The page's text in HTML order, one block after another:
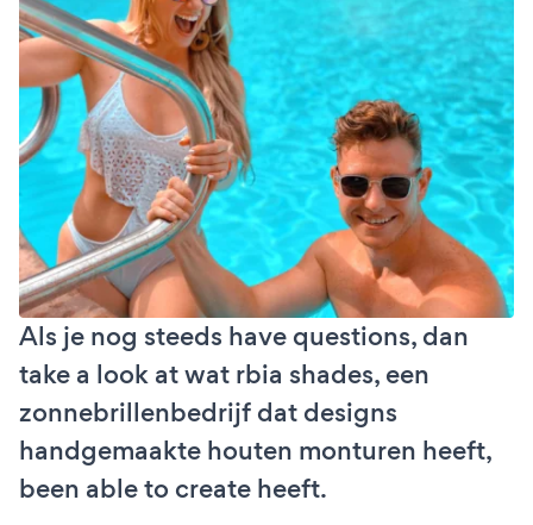
Als je nog steeds have questions, dan
take a look at wat rbia shades, een
zonnebrillenbedrijf dat designs
handgemaakte houten monturen heeft,
been able to create heeft.